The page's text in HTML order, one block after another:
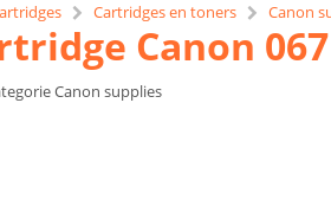
Cartridges en toners Canon
Canon
Canon supplies